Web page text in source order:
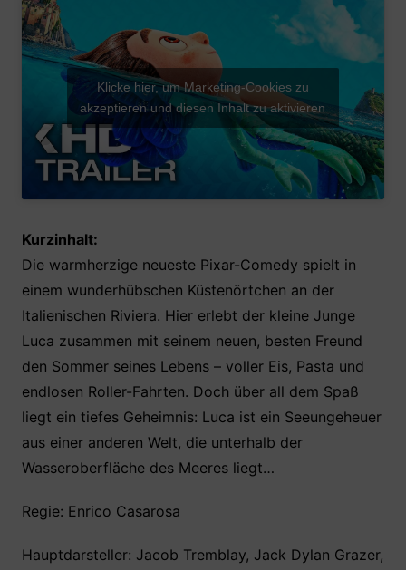
Klicke hier, um Marketing-Cookies zu
akzeptieren und diesen Inhalt zu aktivieren
Kurzinhalt:
Die warmherzige neueste Pixar-Comedy spielt in
einem wunderhübschen Küstenörtchen an der
Italienischen Riviera. Hier erlebt der kleine Junge
Luca zusammen mit seinem neuen, besten Freund
den Sommer seines Lebens – voller Eis, Pasta und
endlosen Roller-Fahrten. Doch über all dem Spaß
liegt ein tiefes Geheimnis: Luca ist ein Seeungeheuer
aus einer anderen Welt, die unterhalb der
Wasseroberfläche des Meeres liegt…
Regie: Enrico Casarosa
Hauptdarsteller: Jacob Tremblay, Jack Dylan Grazer,